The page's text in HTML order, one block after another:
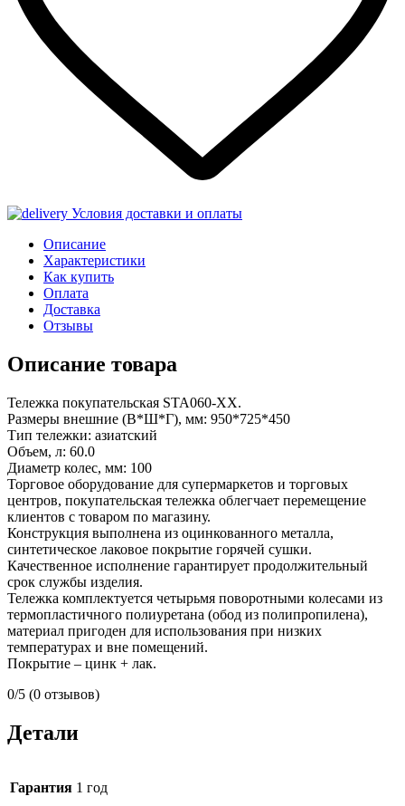
Условия доставки и оплаты
Описание
Характеристики
Как купить
Оплата
Доставка
Отзывы
Описание товара
Тележка покупательская STA060-XX.
Размеры внешние (В*Ш*Г), мм: 950*725*450
Тип тележки: азиатский
Объем, л: 60.0
Диаметр колес, мм: 100
Торговое оборудование для супермаркетов и торговых
центров, покупательская тележка облегчает перемещение
клиентов с товаром по магазину.
Конструкция выполнена из оцинкованного металла,
синтетическое лаковое покрытие горячей сушки.
Качественное исполнение гарантирует продолжительный
срок службы изделия.
Тележка комплектуется четырьмя поворотными колесами из
термопластичного полиуретана (обод из полипропилена),
материал пригоден для использования при низких
температурах и вне помещений.
Покрытие – цинк + лак.
0/5 (0 отзывов)
Детали
Гарантия 1 год